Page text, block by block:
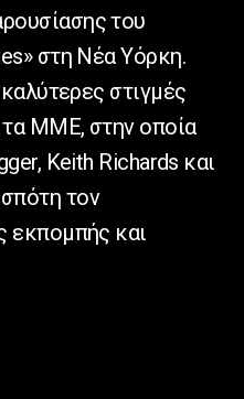
του
στη Νέα Υόρκη.
στιγμές
τα ΜΜΕ, στην οποία
Keith Richards και
τον
εκπομπής και